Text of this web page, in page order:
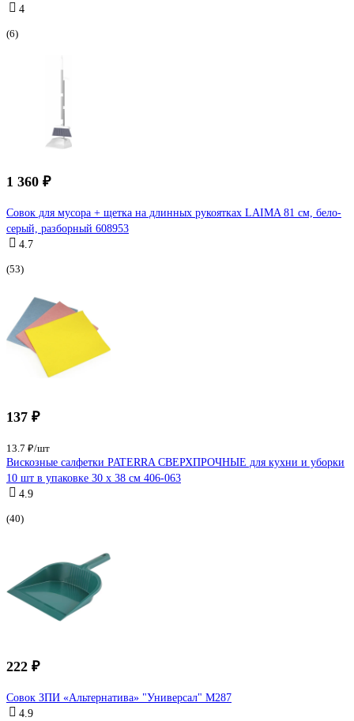
4
(6)
1 360 ₽
Совок для мусора + щетка на длинных рукоятках LAIMA 81 см, бело-
серый, разборный 608953
4.7
(53)
137 ₽
13.7 ₽/шт
Вискозные салфетки PATERRA СВЕРХПРОЧНЫЕ для кухни и уборки
10 шт в упаковке 30 х 38 см 406-063
4.9
(40)
222 ₽
Совок ЗПИ «Альтернатива» "Универсал" М287
4.9